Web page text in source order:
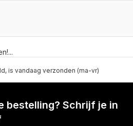
is vandaag verzonden (ma-vr)
bestelling? Schrijf je in